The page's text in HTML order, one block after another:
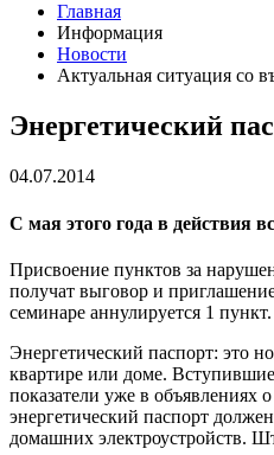
Главная
Информация
Новости
Актуальная ситуация со
Энергетический
04.07.2014
С мая этого года в действия
Присвоение пунктов за
получат выговор и
семинаре аннулируется 1
Энергетический паспорт: это
квартире или доме.
показатели уже в объявлениях
энергетический паспорт
домашних электроустройств.